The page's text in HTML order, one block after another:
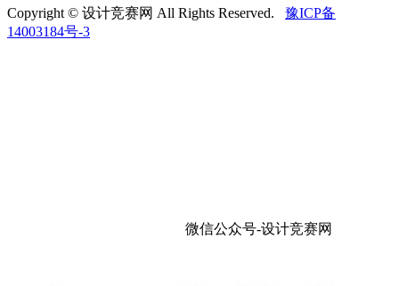
Copyright © 设计竞赛网 All Rights Reserved.
豫ICP备
14003184号-3
微信公众号-设计竞赛网